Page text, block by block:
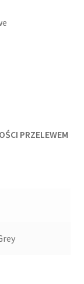
PRZELEWEM